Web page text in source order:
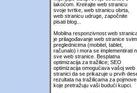
lakoćom. Kreirajte web stranicu
svoje tvrtke, web stranicu obrta,
web stranicu udruge, započnite
pisati blog...
Mobilna responzivnost web
je prilagođavanje web stranice svim
preglednicima (mobitel, tablet,
računalo) i mora se implementirati
sve web stranice. Besplatna
optimizacija za tražilice; SEO
optimizacija omogućava vašoj web
stranici da se prikazuje u prvih
rezultata na tražilicama za pojmove
koje pretražuju vaši budući kupci.